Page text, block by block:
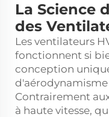
La Science
des
Les ventilateurs
fonctionnent si
conception
Contrairement
à haute vitesse,